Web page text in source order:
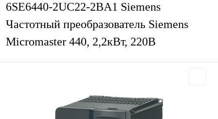
6SE6440-2UC22-2BA1 Siemens
Частотный преобразователь Siemens
Micromaster 440, 2,2кВт, 220В